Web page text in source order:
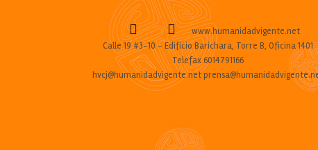
www.humanidadvigente.net
Calle 19 #3-10 - Edificio Barichara, Torre B, Oficina 1401
Telefax 6014791166
hvcj@humanidadvigente.net